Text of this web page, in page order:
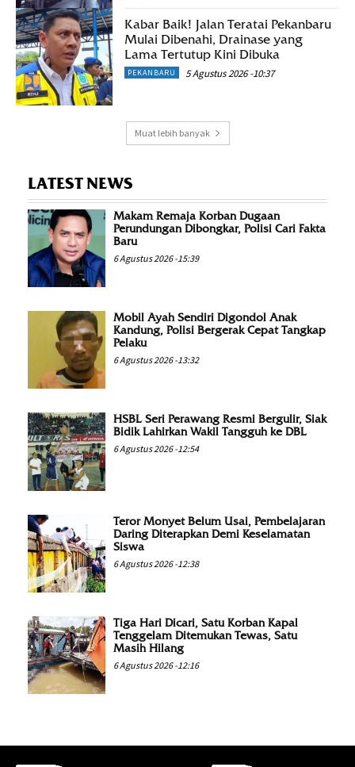
Kabar Baik! Jalan Teratai Pekanbaru
Mulai Dibenahi, Drainase yang
Lama Tertutup Kini Dibuka
PEKANBARU 5 Agustus 2026 -10:37
Muat lebih banyak
LATEST NEWS
Makam Remaja Korban Dugaan
Perundungan Dibongkar, Polisi Cari Fakta
Baru
6 Agustus 2026 -15:39
Mobil Ayah Sendiri Digondol Anak
Kandung, Polisi Bergerak Cepat Tangkap
Pelaku
6 Agustus 2026 -13:32
HSBL Seri Perawang Resmi Bergulir, Siak
Bidik Lahirkan Wakil Tangguh ke DBL
6 Agustus 2026 -12:54
Teror Monyet Belum Usai, Pembelajaran
Daring Diterapkan Demi Keselamatan
Siswa
6 Agustus 2026 -12:38
Tiga Hari Dicari, Satu Korban Kapal
Tenggelam Ditemukan Tewas, Satu
Masih Hilang
6 Agustus 2026 -12:16